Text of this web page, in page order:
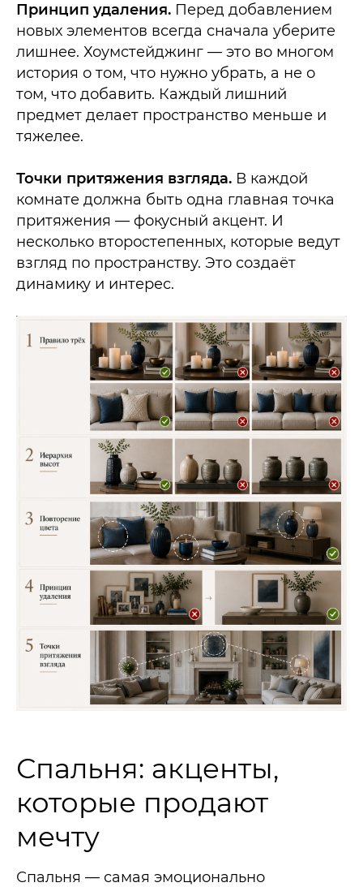
Принцип удаления. Перед добавлением
новых элементов всегда сначала уберите
лишнее. Хоумстейджинг — это во многом
история о том, что нужно убрать, а не о
том, что добавить. Каждый лишний
предмет делает пространство меньше и
тяжелее.
Точки притяжения взгляда. В каждой
комнате должна быть одна главная точка
притяжения — фокусный акцент. И
несколько второстепенных, которые ведут
взгляд по пространству. Это создаёт
динамику и интерес.
Спальня: акценты,
которые продают
мечту
Спальня — самая эмоционально